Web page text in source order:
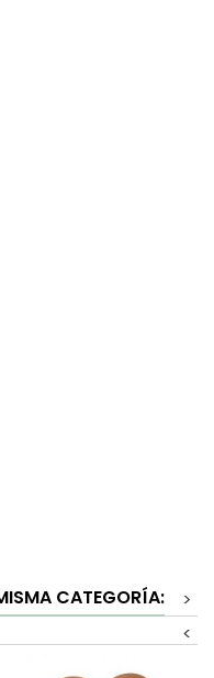
CATEGORÍA:
>
<